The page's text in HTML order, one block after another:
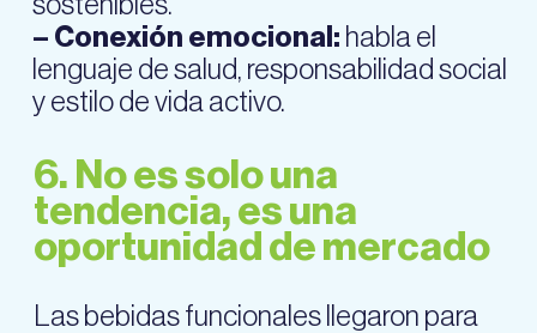
– Conexión emocional: habla el
lenguaje de salud, responsabilidad social
y estilo de vida activo.
6. No es solo una
tendencia, es una
oportunidad de mercado
Las bebidas funcionales llegaron para